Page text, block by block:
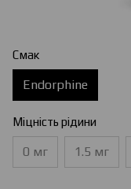
Смак
Endorphine
Міцність рідини
0 мг 1.5 мг